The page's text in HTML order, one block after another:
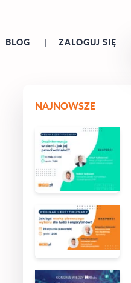
BLOG ZALOGUJ SIĘ
NAJNOWSZE